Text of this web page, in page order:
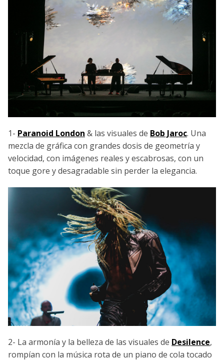
1- Paranoid London & las visuales de Bob Jaroc. Una
mezcla de gráfica con grandes dosis de geometría y
velocidad, con imágenes reales y escabrosas, con un
toque gore y desagradable sin perder la elegancia.
2- La armonía y la belleza de las visuales de Desilence,
rompían con la música rota de un piano de cola tocado